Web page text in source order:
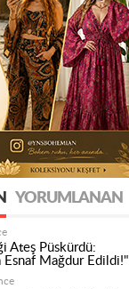
YORUMLANAN
Ateş Püskürdü:
Esnaf Mağdur Edildi!"